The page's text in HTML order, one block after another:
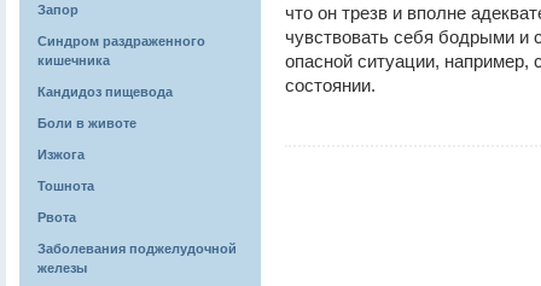
Запор
Синдром раздраженного
кишечника
Кандидоз пищевода
Боли в животе
Изжога
Тошнота
Рвота
Заболевания поджелудочной
железы
что он трезв и вполне
чувствовать себя бодрыми и
опасной ситуации, например,
состоянии.